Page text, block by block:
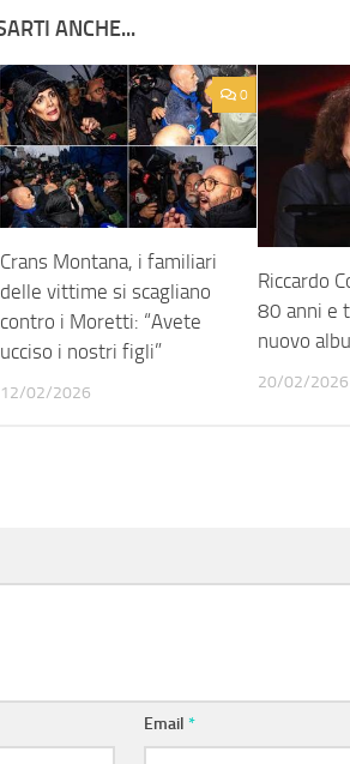
ANCHE...
0
Crans Montana, i familiari
delle vittime si scagliano
contro i Moretti: “Avete
ucciso i nostri figli”
12/02/2026
Riccardo
80 anni e
nuovo
20/02/2026
Email*